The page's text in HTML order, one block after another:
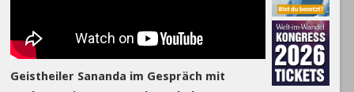
Geistheiler Sananda im Gespräch mit